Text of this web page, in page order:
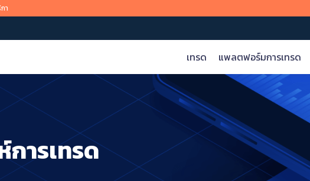
า
เทรด
ตลาดโลก
สินค้าโภคภัณฑ์
แพลตฟอร์มการเทรด
างๆ มากมาย รวมถึงแพลตฟอร์มการเทรดบน iOS, Android, เว็บ และ MT5ทั่วไป>
ย
ลไทม์ แนวคิดการ
ข้อมูล
ปฏิทินเศรษฐกิจ
คำสั่งซื้อขายของธนาคารวาณิชธนกิจ
รายงานสถานะ Gold ETF
น้ำมันดิบจาก EIA
กระบวนการเทรด
วิดีโอการฝึกอบรม
วิดีโอของ Martin
พื้นฐาน
เชื่อถือ นักสามารถ
ด้รวดเร็วยิ่งขึ้น ผ่าน
งเรา
บริษัท
การคุ้มครองเงินทุนของลูกค้า
การเทรด